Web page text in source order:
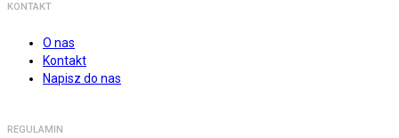
KONTAKT
O nas
Kontakt
Napisz do nas
REGULAMIN